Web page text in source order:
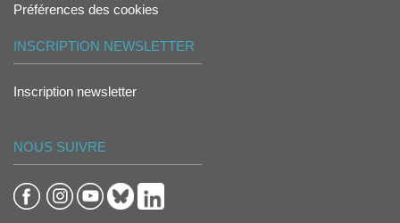
Préférences des cookies
INSCRIPTION NEWSLETTER
Inscription newsletter
NOUS SUIVRE